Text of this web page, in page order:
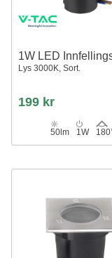
1W LED
Lys 3000K, Sort.
199 kr
50lm 1W